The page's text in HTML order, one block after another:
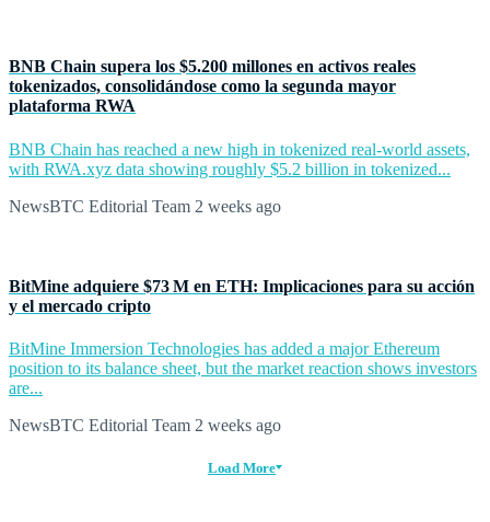
BNB Chain supera los $5.200 millones en activos reales
tokenizados, consolidándose como la segunda mayor
plataforma RWA
BNB Chain has reached a new high in tokenized real-world assets,
with RWA.xyz data showing roughly $5.2 billion in tokenized...
NewsBTC Editorial Team 2 weeks ago
BitMine adquiere $73 M en ETH: Implicaciones para su acción
y el mercado cripto
BitMine Immersion Technologies has added a major Ethereum
position to its balance sheet, but the market reaction shows investors
are...
NewsBTC Editorial Team 2 weeks ago
Load More